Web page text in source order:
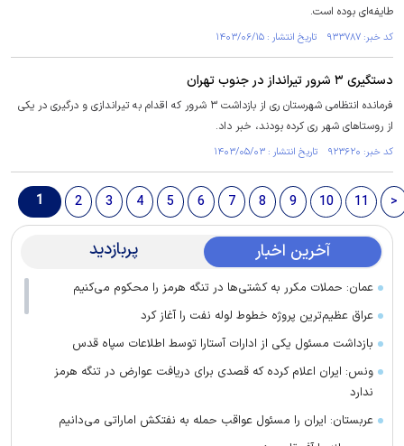
طایفه‌ای بوده است.
کد خبر: ۹۳۳۷۸۷ تاریخ انتشار : ۱۴۰۳/۰۶/۱۵
دستگیری ۳ شرور تیرانداز در جنوب تهران
فرمانده انتظامی شهرستان ری از بازداشت ۳ شرور که اقدام به تیراندازی و درگیری در یکی
از روستاهای شهر ری کرده بودند، خبر داد.
کد خبر: ۹۲۳۶۲۰ تاریخ انتشار : ۱۴۰۳/۰۵/۰۳
1 2 3 4 5 6 7 8 9 10 11 >
آخرین اخبار پربازدید
عمان: حملات مکرر به کشتی‌ها در تنگه هرمز را محکوم می‌کنیم
عراق عظیم‌ترین پروژه خطوط لوله نفت را آغاز کرد
بازداشت مسئول یکی از ادارات آستارا توسط اطلاعات سپاه قدس
ونس: ایران اعلام کرده که قصدی برای دریافت عوارض در تنگه هرمز
ندارد
عربستان: ایران را مسئول عواقب حمله به نفتکش اماراتی می‌دانیم